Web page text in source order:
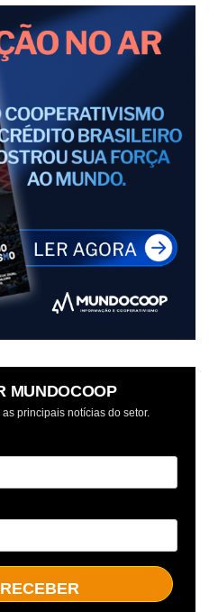
MUNDOCOOP
principais notícias do setor.